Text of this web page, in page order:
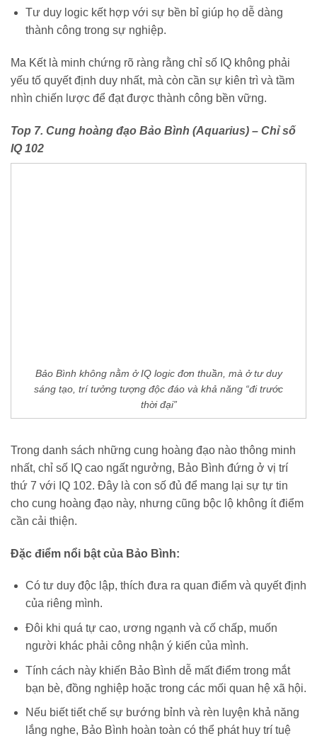
Tư duy logic kết hợp với sự bền bỉ giúp họ dễ dàng
thành công trong sự nghiệp.
Ma Kết là minh chứng rõ ràng rằng chỉ số IQ không phải
yếu tố quyết định duy nhất, mà còn cần sự kiên trì và tầm
nhìn chiến lược để đạt được thành công bền vững.
Top 7. Cung hoàng đạo Bảo Bình (Aquarius) – Chỉ số
IQ 102
Bảo Bình không nằm ở IQ logic đơn thuần, mà ở tư duy
sáng tạo, trí tưởng tượng độc đáo và khả năng “đi trước
thời đại”
Trong danh sách những cung hoàng đạo nào thông minh
nhất, chỉ số IQ cao ngất ngưởng, Bảo Bình đứng ở vị trí
thứ 7 với IQ 102. Đây là con số đủ để mang lại sự tự tin
cho cung hoàng đạo này, nhưng cũng bộc lộ không ít điểm
cần cải thiện.
Đặc điểm nổi bật của Bảo Bình:
Có tư duy độc lập, thích đưa ra quan điểm và quyết định
của riêng mình.
Đôi khi quá tự cao, ương ngạnh và cố chấp, muốn
người khác phải công nhận ý kiến của mình.
Tính cách này khiến Bảo Bình dễ mất điểm trong mắt
bạn bè, đồng nghiệp hoặc trong các mối quan hệ xã hội.
Nếu biết tiết chế sự bướng bỉnh và rèn luyện khả năng
lắng nghe, Bảo Bình hoàn toàn có thể phát huy trí tuệ